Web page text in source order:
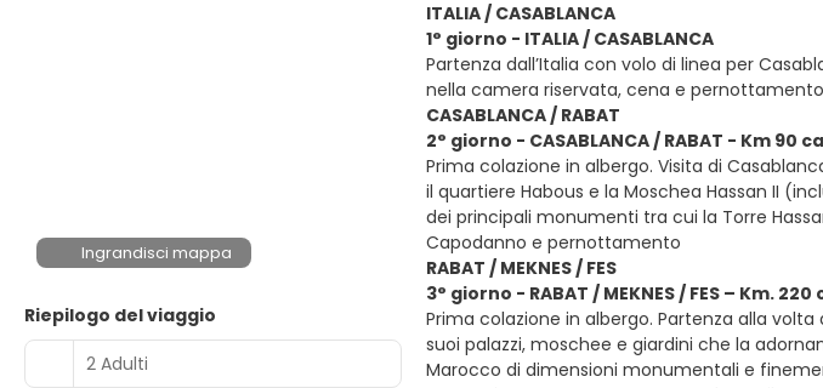
Ingrandisci mappa
Riepilogo del viaggio
2 Adulti
ITALIA / CASABLANCA
1° giorno - ITALIA / CASABLANCA
Partenza dall’Italia con volo di linea per
nella camera riservata, cena e
CASABLANCA / RABAT
2° giorno - CASABLANCA / RABAT - Km 90
Prima colazione in albergo. Visita di
il quartiere Habous e la Moschea Hassan II
dei principali monumenti tra cui la Torre
Capodanno e pernottamento
RABAT / MEKNES / FES
3° giorno - RABAT / MEKNES / FES – Km. 220
Prima colazione in albergo. Partenza alla
suoi palazzi, moschee e giardini che la
Marocco di dimensioni monumentali e